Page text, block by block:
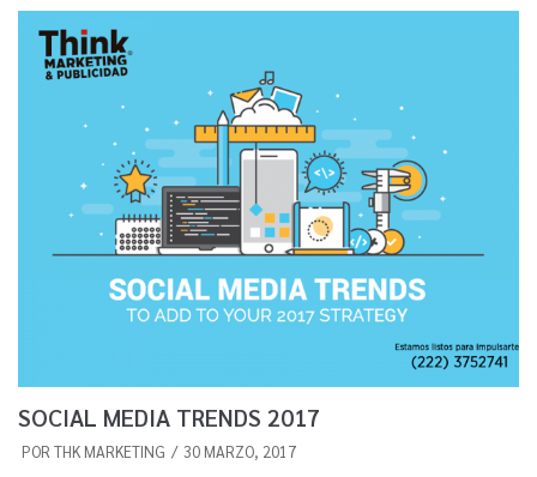
SOCIAL MEDIA TRENDS 2017
POR THK MARKETING 30 MARZO, 2017